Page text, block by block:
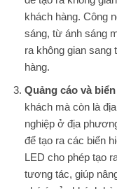
khách hàng. Công
sáng, từ ánh sáng
ra không gian sang
hàng.
Quảng cáo và
khách mà còn là
nghiệp ở địa
để tạo ra các biển
LED cho phép tạo
tương tác, giúp